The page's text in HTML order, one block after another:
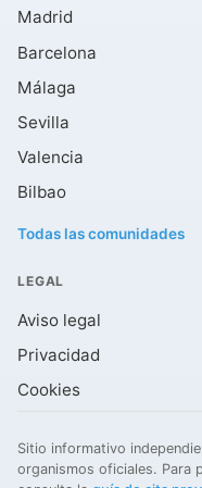
Madrid
Barcelona
Málaga
Sevilla
Valencia
Bilbao
Todas las comunidades
LEGAL
Aviso legal
Privacidad
Cookies
Sitio informativo
organismos oficiales. Para